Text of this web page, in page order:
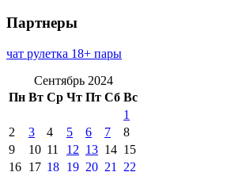
Партнеры
чат рулетка 18+ пары
Сентябрь 2024
Пн Вт Ср Чт Пт Сб Вс
1
2
3 4 5 6 7
8
9
10 11 12 13 14 15
16 17 18 19 20 21 22